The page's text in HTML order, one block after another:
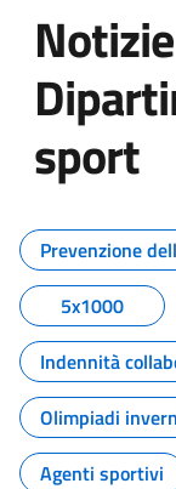
sport
Tutti i
Prevenzione
5x1000
Indennità
Olimpiadi
Agenti sportivi